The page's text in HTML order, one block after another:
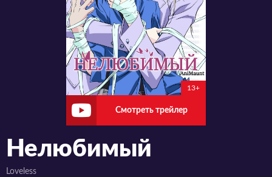
13+
Смотреть трейлер
Нелюбимый
Loveless